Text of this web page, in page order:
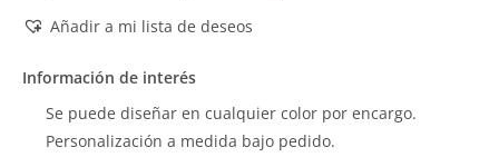
Añadir a mi lista de deseos
Información de interés
Se puede diseñar en cualquier color por encargo.
Personalización a medida bajo pedido.